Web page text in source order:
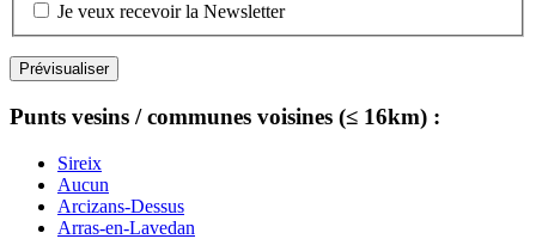
Je veux recevoir la Newsletter
Punts vesins / communes voisines (≤ 16km) :
Sireix
Aucun
Arcizans-Dessus
Arras-en-Lavedan